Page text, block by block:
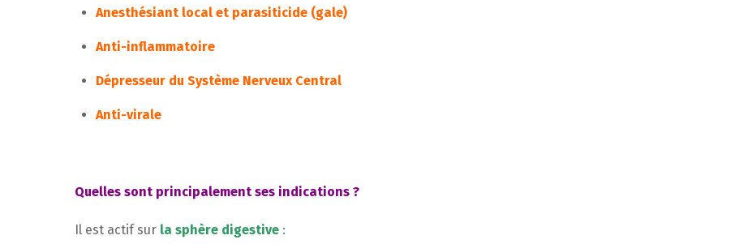
Anesthésiant local et parasiticide (gale)
Anti-inflammatoire
Dépresseur du Système Nerveux Central
Anti-virale
Quelles sont principalement ses indications ?
Il est actif sur la sphère digestive :